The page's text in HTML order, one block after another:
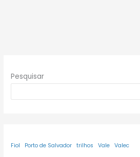
Pesquisar
Fiol Porto de Salvador trilhos Vale Valec